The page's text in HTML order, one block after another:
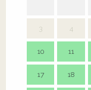
3 4
10 11
17 18